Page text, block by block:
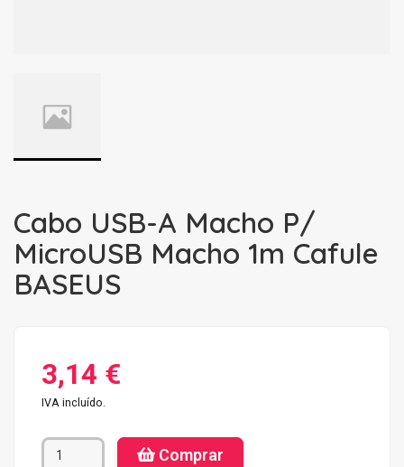
Cabo USB-A Macho P/
MicroUSB Macho 1m Cafule
BASEUS
3,14 €
IVA incluído.
Comprar